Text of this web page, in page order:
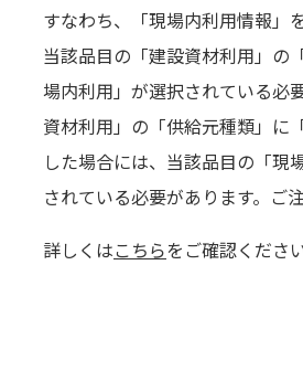
すなわち、「現場内利用情報」
当該品目の「建設資材利用」の
場内利用」が選択されている必
資材利用」の「供給元種類」に
した場合には、当該品目の「現
されている必要があります。ご
詳しくはこちらをご確認ください